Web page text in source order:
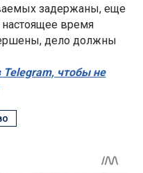
задержаны, еще
время
дело должны
чтобы не